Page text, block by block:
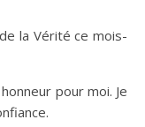
la Vérité ce mois-
pour moi. Je